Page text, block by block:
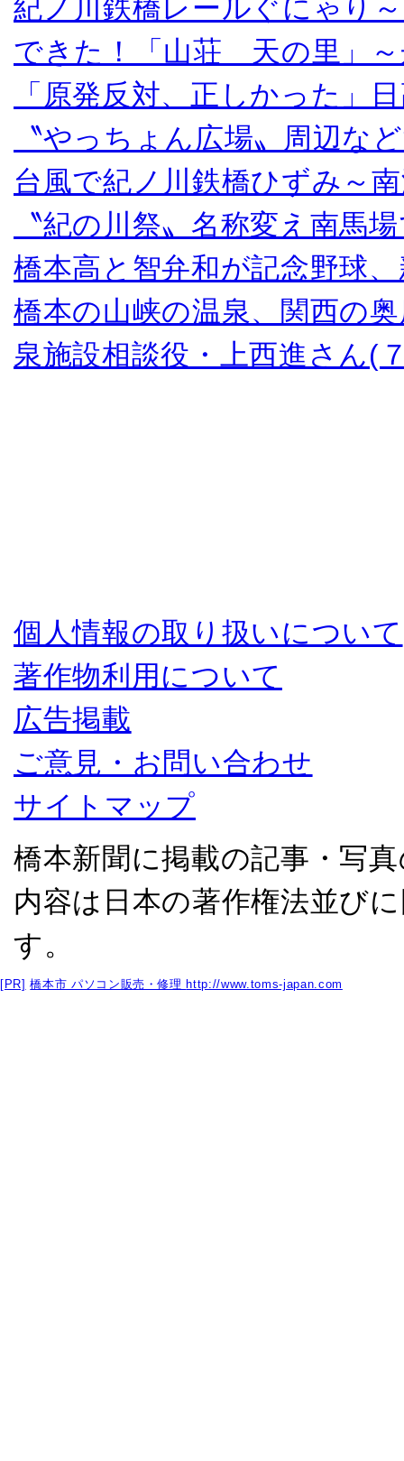
紀ノ川鉄橋レールぐにゃり
できた！「山荘 天の里」～
「原発反対、正しかった」
〝やっちょん広場〟周辺な
台風で紀ノ川鉄橋ひずみ～
〝紀の川祭〟名称変え南馬
橋本高と智弁和が記念野球
橋本の山峡の温泉、関西の
泉施設相談役・上西進さん(
個人情報の取り扱いについて
著作物利用について
広告掲載
ご意見・お問い合わせ
サイトマップ
橋本新聞に掲載の記事・写
内容は日本の著作権法並び
す。
[PR] 橋本市 パソコン販売・修理 http://www.toms-japan.com